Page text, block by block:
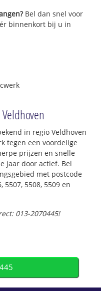
Bel dan snel voor
binnenkort bij u in
in regio Veldhoven
tegen een voordelige
prijzen en snelle
jaar door actief. Bel
met postcode
5507, 5508, 5509 en
013-2070445!